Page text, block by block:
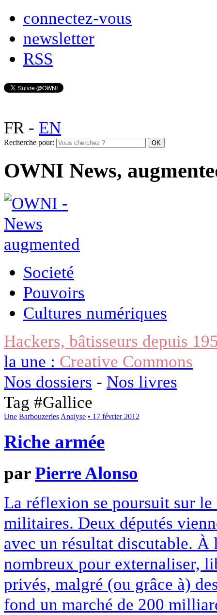
connectez-vous
newsletter
RSS
FR- EN
Recherche pour:
OWNI News,
Societé
Pouvoirs
Cultures numériques
Hackers, bâtisseurs depuis
la une : Creative Commons
Nos dossiers - Nos livres
Tag #Gallice
Une Barbouzeries Analyse • 17 février 2012
Riche armée
parPierre Alonso
La réflexion se poursuit sur
militaires. Deux députés
avec un résultat discutable. À
nombreux pour externaliser,
privés, malgré (ou grâce à)
fond un marché de 200